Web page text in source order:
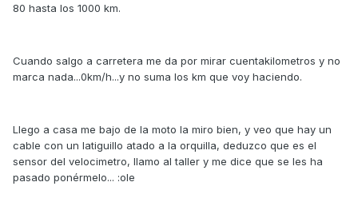
80 hasta los 1000 km.
Cuando salgo a carretera me da por mirar cuentakilometros y no
marca nada...0km/h...y no suma los km que voy haciendo.
Llego a casa me bajo de la moto la miro bien, y veo que hay un
cable con un latiguillo atado a la orquilla, deduzco que es el
sensor del velocimetro, llamo al taller y me dice que se les ha
pasado ponérmelo... :ole